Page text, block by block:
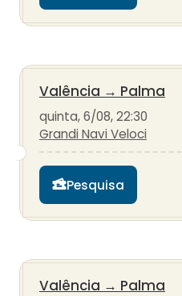
Valência → Palma
quinta, 6/08, 22:30
Grandi Navi Veloci
Pesquisa
Valência → Palma